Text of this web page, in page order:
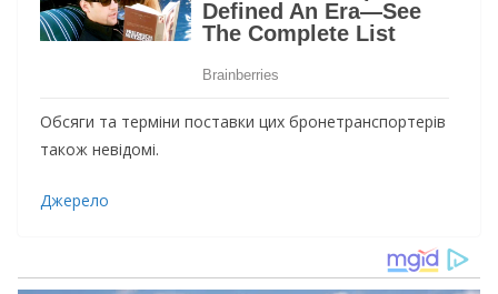
Обсяги та терміни поставки цих бронетранспортерів
також невідомі.
Джерело